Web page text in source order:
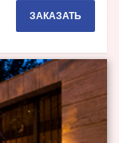
ЗАКАЗАТЬ